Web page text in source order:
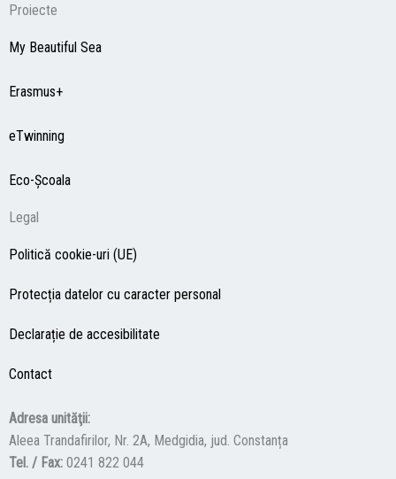
Proiecte
My Beautiful Sea
Erasmus+
eTwinning
Eco-Şcoala
Legal
Politică cookie-uri (UE)
Protecția datelor cu caracter personal
Declarație de accesibilitate
Contact
Adresa unităţii:
Aleea Trandafirilor, Nr. 2A, Medgidia, jud. Constanța
Tel. / Fax: 0241 822 044